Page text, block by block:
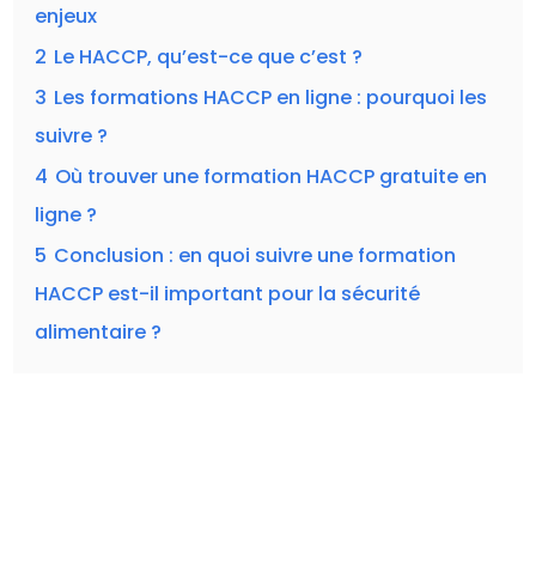
enjeux
2 Le HACCP, qu’est-ce que c’est ?
3 Les formations HACCP en ligne : pourquoi les
suivre ?
4 Où trouver une formation HACCP gratuite en
ligne ?
5 Conclusion : en quoi suivre une formation
HACCP est-il important pour la sécurité
alimentaire ?